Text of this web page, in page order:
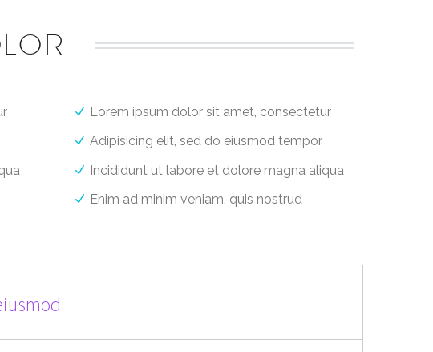
Lorem ipsum dolor sit amet, consectetur
Adipisicing elit, sed do eiusmod tempor
Incididunt ut labore et dolore magna aliqua
Enim ad minim veniam, quis nostrud